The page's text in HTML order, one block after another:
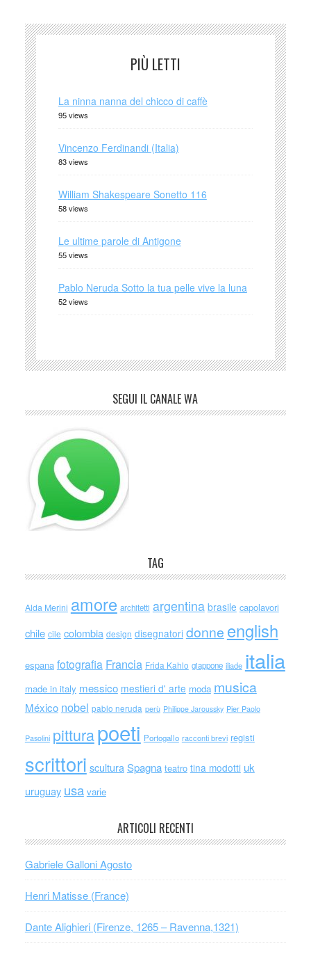
PIÙ LETTI
La ninna nanna del chicco di caffè
95 views
Vincenzo Ferdinandi (Italia)
83 views
William Shakespeare Sonetto 116
58 views
Le ultime parole di Antigone
55 views
Pablo Neruda Sotto la tua pelle vive la luna
52 views
SEGUI IL CANALE WA
TAG
Alda Merini amore architetti argentina brasile capolavori
chile cile colombia design disegnatori donne english
espana fotografia Francia Frida Kahlo giappone iliade italia
made in italy messico mestieri d' arte moda musica
México nobel pablo neruda perù Philippe Jaroussky Pier Paolo
Pasolini pitturapoeti Portogallo racconti brevi registi
scrittori scultura Spagna teatro tina modotti uk
uruguay usa varie
ARTICOLI RECENTI
Gabriele Galloni Agosto
Henri Matisse (France)
Dante Alighieri (Firenze, 1265 – Ravenna,1321)